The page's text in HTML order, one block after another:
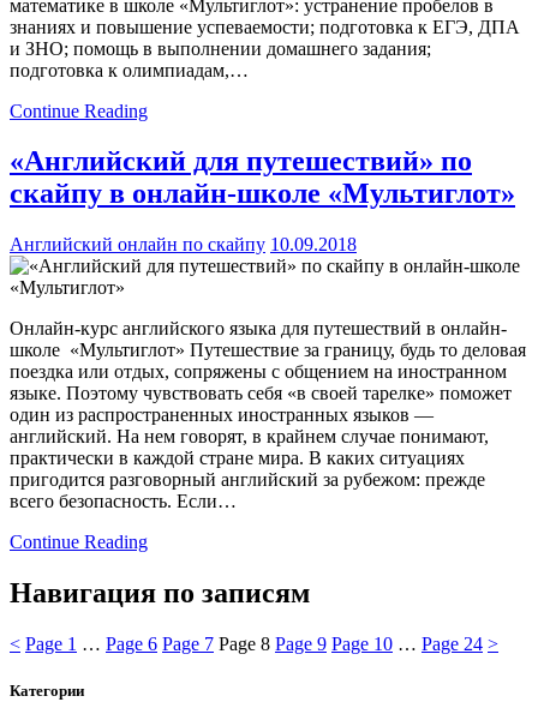
математике в школе «Мультиглот»: устранение пробелов в
знаниях и повышение успеваемости; подготовка к ЕГЭ, ДПА
и ЗНО; помощь в выполнении домашнего задания;
подготовка к олимпиадам,…
Continue Reading
«Английский для путешествий» по
скайпу в онлайн-школе «Мультиглот»
Английский онлайн по скайпу 10.09.2018
Онлайн-курс английского языка для путешествий в онлайн-
школе «Мультиглот» Путешествие за границу, будь то деловая
поездка или отдых, сопряжены с общением на иностранном
языке. Поэтому чувствовать себя «в своей тарелке» поможет
один из распространенных иностранных языков —
английский. На нем говорят, в крайнем случае понимают,
практически в каждой стране мира. В каких ситуациях
пригодится разговорный английский за рубежом: прежде
всего безопасность. Если…
Continue Reading
Навигация по записям
< Page 1 … Page 6 Page 7 Page 8 Page 9 Page 10 … Page 24 >
Категории